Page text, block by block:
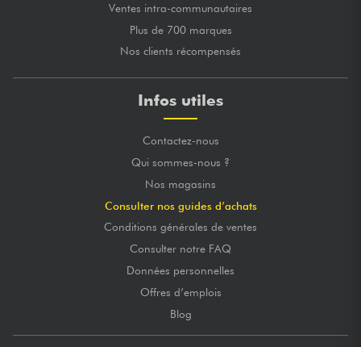
Ventes intra-communautaires
Plus de 700 marques
Nos clients récompensés
Infos utiles
Contactez-nous
Qui sommes-nous ?
Nos magasins
Consulter nos guides d’achats
Conditions générales de ventes
Consulter notre FAQ
Données personnelles
Offres d’emplois
Blog